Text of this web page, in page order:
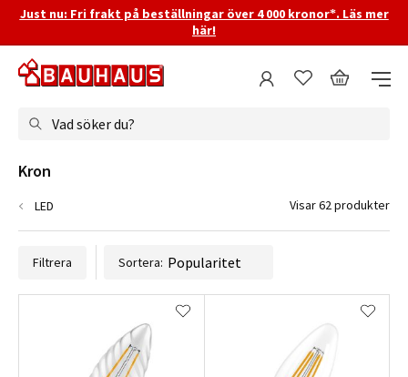
Just nu: Fri frakt på beställningar över 4 000 kronor*. Läs mer
här!
Vad söker du?
Filtrera Sortera:
Kron
LED Visar 62 produkter